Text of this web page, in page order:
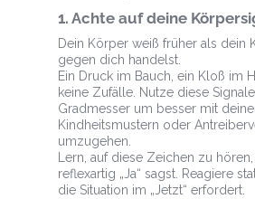
1. Achte auf deine
Dein Körper weiß früher als dein
gegen dich handelst.
Ein Druck im Bauch, ein Kloß im
keine Zufälle. Nutze diese
Gradmesser um besser mit
Kindheitsmustern oder
umzugehen.
Lern, auf diese Zeichen zu
reflexartig „Ja“ sagst. Reagiere
die Situation im „Jetzt“ erfordert.